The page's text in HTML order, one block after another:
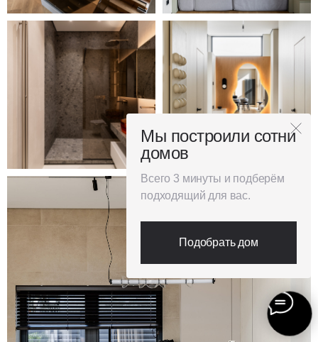
Всего 3 минуты и подберём
подходящий для вас.
Мы построили сотни
домов
Подобрать дом